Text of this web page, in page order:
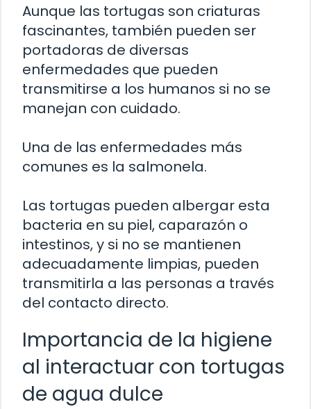
Aunque las tortugas son criaturas
fascinantes, también pueden ser
portadoras de diversas
enfermedades que pueden
transmitirse a los humanos si no se
manejan con cuidado.
Una de las enfermedades más
comunes es la salmonela.
Las tortugas pueden albergar esta
bacteria en su piel, caparazón o
intestinos, y si no se mantienen
adecuadamente limpias, pueden
transmitirla a las personas a través
del contacto directo.
Importancia de la higiene
al interactuar con tortugas
de agua dulce